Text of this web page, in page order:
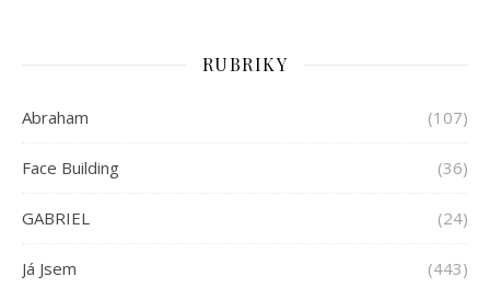
RUBRIKY
Abraham (107)
Face Building (36)
GABRIEL (24)
Já Jsem (443)